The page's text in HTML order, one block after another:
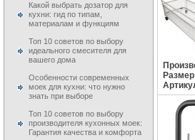
Какой выбрать дозатор для
кухни: гид по типам,
материалам и функциям
Топ 10 советов по выбору
идеального смесителя для
вашего дома
Особенности современных
моек для кухни: что нужно
знать при выборе
Топ 10 советов по выбору
производителя кухонных моек:
Гарантия качества и комфорта